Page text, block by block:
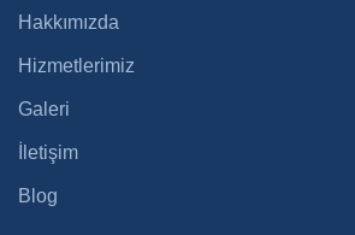
Hakkımızda
Hizmetlerimiz
Galeri
İletişim
Blog